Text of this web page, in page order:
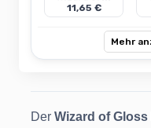
11,65 €
Mehr
Der Wizard of Gloss